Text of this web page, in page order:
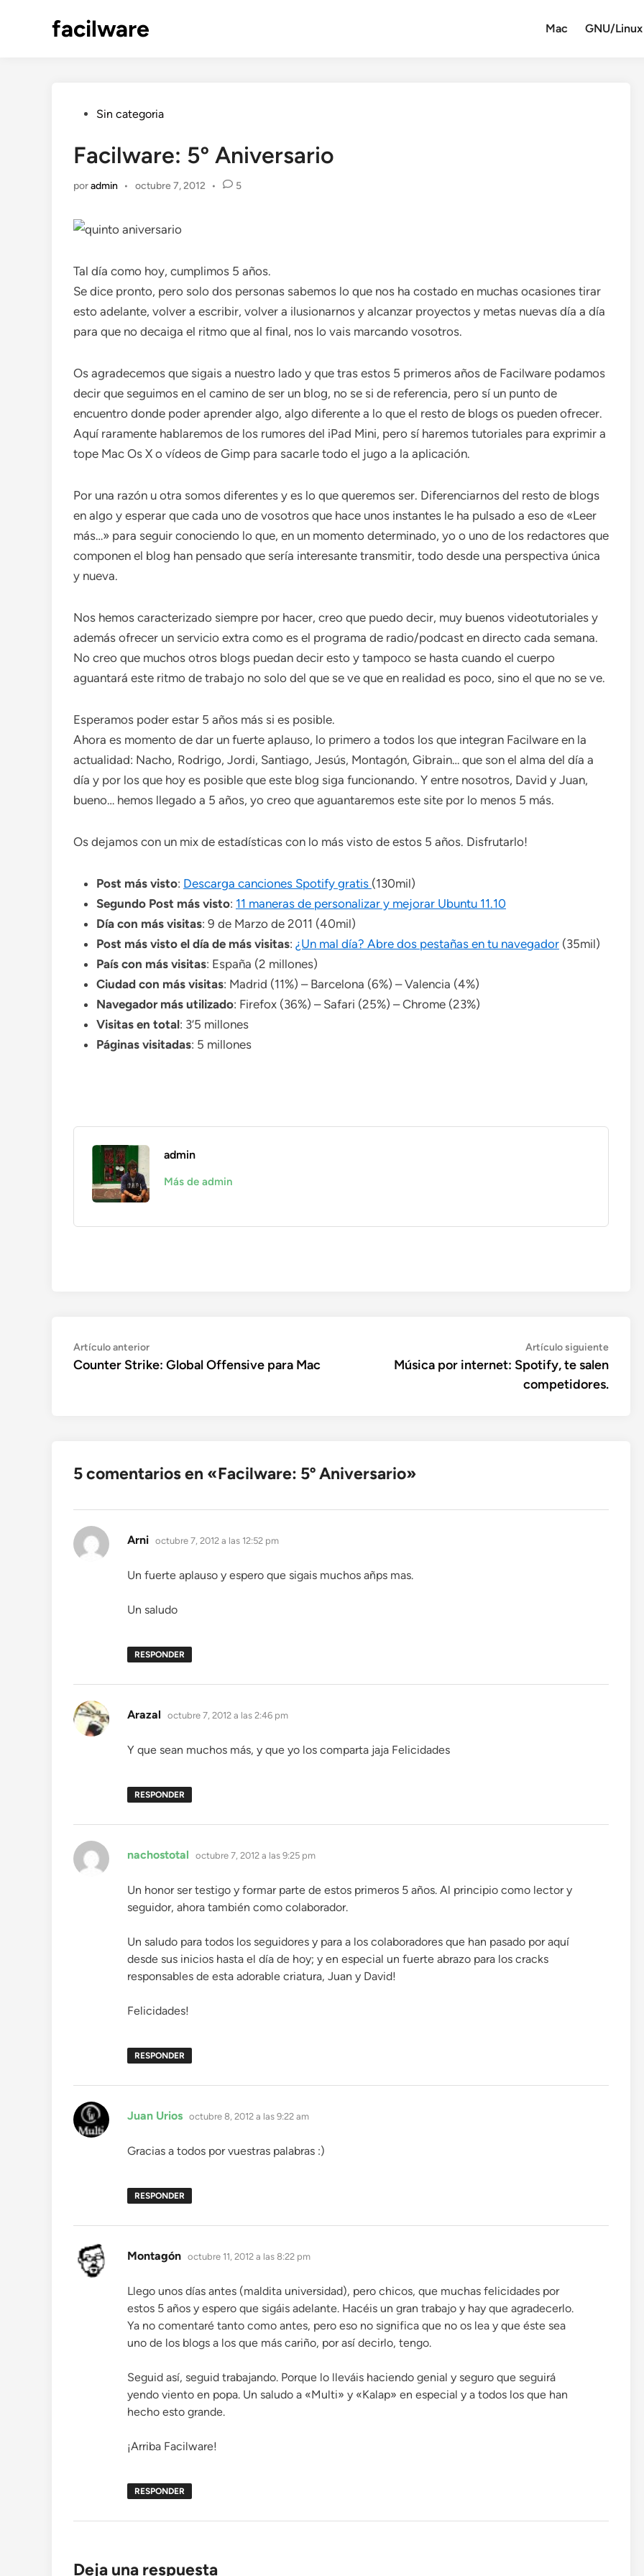
facilware Mac GNU/Linux
Publicado
Sin categoria
Facilware: 5º Aniversario
poradmin • octubre 7, 2012 • 5
Tal día como hoy, cumplimos 5 años.
Se dice pronto, pero solo dos personas sabemos lo que nos ha costado en muchas ocasiones tirar
esto adelante, volver a escribir, volver a ilusionarnos y alcanzar proyectos y metas nuevas día a día
para que no decaiga el ritmo que al final, nos lo vais marcando vosotros.
Os agradecemos que sigais a nuestro lado y que tras estos 5 primeros años de Facilware podamos
decir que seguimos en el camino de ser un blog, no se si de referencia, pero sí un punto de
encuentro donde poder aprender algo, algo diferente a lo que el resto de blogs os pueden ofrecer.
Aquí raramente hablaremos de los rumores del iPad Mini, pero sí haremos tutoriales para exprimir a
tope Mac Os X o vídeos de Gimp para sacarle todo el jugo a la aplicación.
Por una razón u otra somos diferentes y es lo que queremos ser. Diferenciarnos del resto de blogs
en algo y esperar que cada uno de vosotros que hace unos instantes le ha pulsado a eso de «Leer
más…» para seguir conociendo lo que, en un momento determinado, yo o uno de los redactores que
componen el blog han pensado que sería interesante transmitir, todo desde una perspectiva única
y nueva.
Nos hemos caracterizado siempre por hacer, creo que puedo decir, muy buenos videotutoriales y
además ofrecer un servicio extra como es el programa de radio/podcast en directo cada semana.
No creo que muchos otros blogs puedan decir esto y tampoco se hasta cuando el cuerpo
aguantará este ritmo de trabajo no solo del que se ve que en realidad es poco, sino el que no se ve.
Esperamos poder estar 5 años más si es posible.
Ahora es momento de dar un fuerte aplauso, lo primero a todos los que integran Facilware en la
actualidad: Nacho, Rodrigo, Jordi, Santiago, Jesús, Montagón, Gibrain… que son el alma del día a
día y por los que hoy es posible que este blog siga funcionando. Y entre nosotros, David y Juan,
bueno… hemos llegado a 5 años, yo creo que aguantaremos este site por lo menos 5 más.
Os dejamos con un mix de estadísticas con lo más visto de estos 5 años. Disfrutarlo!
Post más visto: Descarga canciones Spotify gratis (130mil)
Segundo Post más visto: 11 maneras de personalizar y mejorar Ubuntu 11.10
Día con más visitas: 9 de Marzo de 2011 (40mil)
Post más visto el día de más visitas: ¿Un mal día? Abre dos pestañas en tu navegador (35mil)
País con más visitas: España (2 millones)
Ciudad con más visitas: Madrid (11%) – Barcelona (6%) – Valencia (4%)
Navegador más utilizado: Firefox (36%) – Safari (25%) – Chrome (23%)
Visitas en total: 3’5 millones
Páginas visitadas: 5 millones
admin
Más de admin
Navegación
de
Artículo anteriorArtículo
anterior:
Counter Strike: Global Offensive para Mac
Artículo siguienteArtículo
Música por internet: Spotify, te salen
competidores.
5 comentarios en «Facilware: 5º Aniversario»
Arni dice:
octubre 7, 2012 a las 12:52 pm
Un fuerte aplauso y espero que sigais muchos añps mas.
Un saludo
RESPONDER
Arazal dice:
octubre 7, 2012 a las 2:46 pm
Y que sean muchos más, y que yo los comparta jaja Felicidades
RESPONDER
nachostotal dice:
octubre 7, 2012 a las 9:25 pm
Un honor ser testigo y formar parte de estos primeros 5 años. Al principio como lector y
seguidor, ahora también como colaborador.
Un saludo para todos los seguidores y para a los colaboradores que han pasado por aquí
desde sus inicios hasta el día de hoy; y en especial un fuerte abrazo para los cracks
responsables de esta adorable criatura, Juan y David!
Felicidades!
RESPONDER
Juan Urios dice:
octubre 8, 2012 a las 9:22 am
Gracias a todos por vuestras palabras :)
RESPONDER
Montagón dice:
octubre 11, 2012 a las 8:22 pm
Llego unos días antes (maldita universidad), pero chicos, que muchas felicidades por
estos 5 años y espero que sigáis adelante. Hacéis un gran trabajo y hay que agradecerlo.
Ya no comentaré tanto como antes, pero eso no significa que no os lea y que éste sea
uno de los blogs a los que más cariño, por así decirlo, tengo.
Seguid así, seguid trabajando. Porque lo lleváis haciendo genial y seguro que seguirá
yendo viento en popa. Un saludo a «Multi» y «Kalap» en especial y a todos los que han
hecho esto grande.
¡Arriba Facilware!
RESPONDER
Deja una respuesta